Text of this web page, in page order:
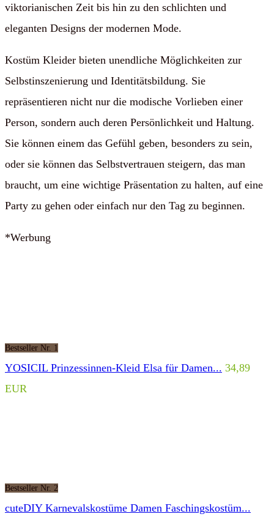
viktorianischen Zeit bis hin zu den schlichten und
eleganten Designs der modernen Mode.
Kostüm Kleider bieten unendliche Möglichkeiten zur
Selbstinszenierung und Identitätsbildung. Sie
repräsentieren nicht nur die modische Vorlieben einer
Person, sondern auch deren Persönlichkeit und Haltung.
Sie können einem das Gefühl geben, besonders zu sein,
oder sie können das Selbstvertrauen steigern, das man
braucht, um eine wichtige Präsentation zu halten, auf eine
Party zu gehen oder einfach nur den Tag zu beginnen.
*Werbung
Bestseller Nr. 1
YOSICIL Prinzessinnen-Kleid Elsa für Damen... 34,89
EUR
Bestseller Nr. 2
cuteDIY Karnevalskostüme Damen Faschingskostüm...